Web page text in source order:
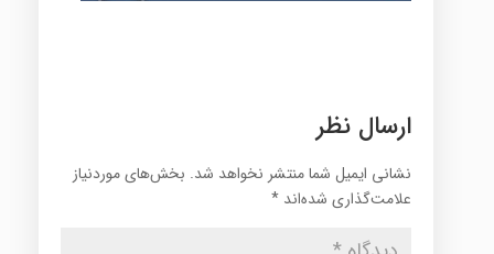
ارسال نظر
نشانی ایمیل شما منتشر نخواهد شد. بخش‌های موردنیاز
علامت‌گذاری شده‌اند *